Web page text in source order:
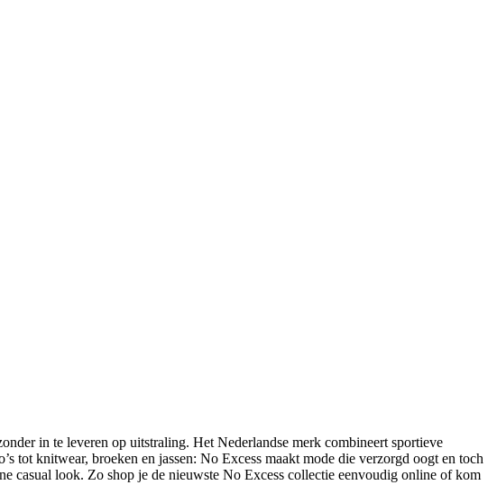
in te leveren op uitstraling. Het Nederlandse merk combineert sportieve
tot knitwear, broeken en jassen: No Excess maakt mode die verzorgd oogt en toch
casual look. Zo shop je de nieuwste No Excess collectie eenvoudig online of kom